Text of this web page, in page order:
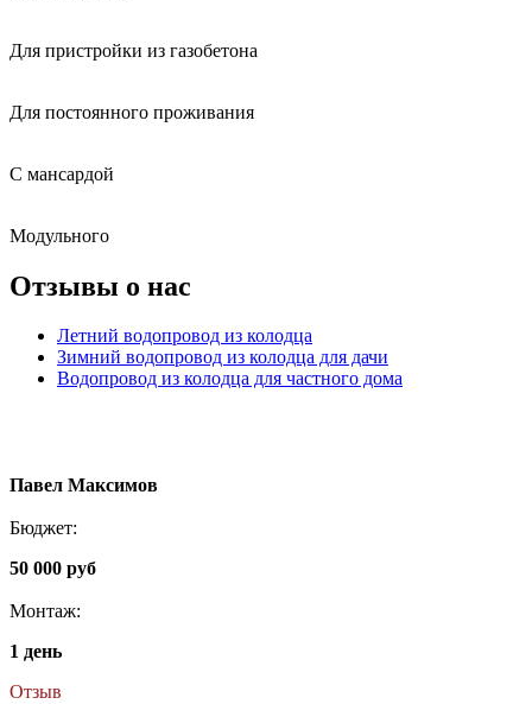
Для пристройки из газобетона
Для постоянного проживания
С мансардой
Модульного
Отзывы о нас
Летний водопровод из колодца
Зимний водопровод из колодца для дачи
Водопровод из колодца для частного дома
Павел Максимов
Бюджет:
50 000 руб
Монтаж:
1 день
Отзыв